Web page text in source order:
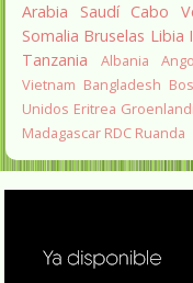
Arabia Saudí Cabo
Somalia Bruselas Libia
Tanzania
Albania
Vietnam Bangladesh
Unidos Eritrea
Madagascar RDC Ruanda